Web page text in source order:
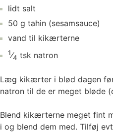
lidt salt
50 g tahin (sesamsauce)
vand til kikærterne
1⁄4 tsk natron
Læg kikærter i blød dagen
natron til de er meget bløde
Blend kikærterne meget fint
i og blend dem med. Tilføj